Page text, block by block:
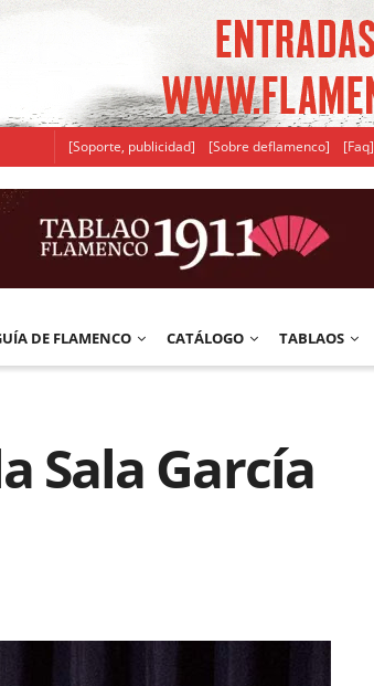
[Soporte, publicidad] [Sobre deflamenco] [Faq]
DE FLAMENCO CATÁLOGO TABLAOS
Sala García